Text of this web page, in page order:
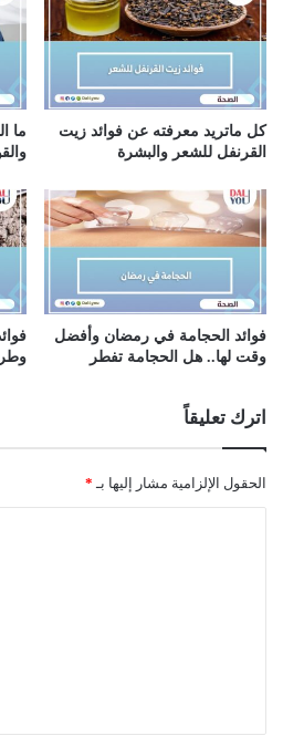
كل ماتريد معرفته عن فوائد زيت
القرنفل للشعر والبشرة
ما
فوائد الحجامة في رمضان وأفضل
وقت لها.. هل الحجامة تفطر
اترك تعليقاً
الحقول الإلزامية مشار إليها بـ *